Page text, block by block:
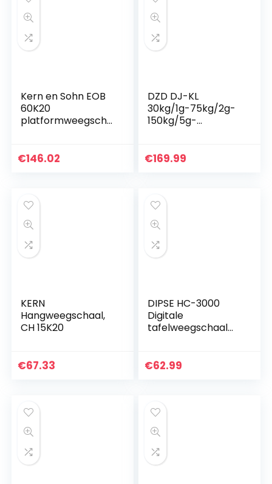
Kern en Sohn EOB
60K20
platformweegscha
€146.02
DZD DJ-KL
30kg/1g-75kg/2g-
150kg/5g-
al met bluetooth,
€169.99
KERN
Hangweegschaal,
CH 15K20
€67.33
DIPSE HC-3000
Digitale
tafelweegschaal
laboratoriumweegs
€62.99